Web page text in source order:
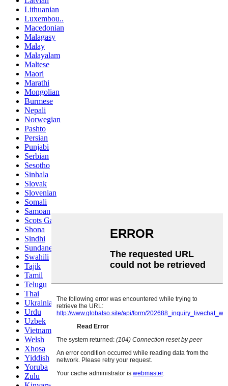
Lithuanian
Luxembou..
Macedonian
Malagasy
Malay
Malayalam
Maltese
Maori
Marathi
Mongolian
Burmese
Nepali
Norwegian
Pashto
Persian
Punjabi
Serbian
Sesotho
Sinhala
Slovak
Slovenian
Somali
Samoan
Scots Gaelic
Shona
Sindhi
Sundanese
Swahili
Tajik
Tamil
Telugu
Thai
Ukrainian
Urdu
Uzbek
Vietnamese
Welsh
Xhosa
Yiddish
Yoruba
Zulu